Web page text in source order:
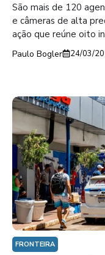
São mais de 120
e câmeras de alta
ação que reúne oito
Paulo Bogler 24/03/
FRONTEIRA